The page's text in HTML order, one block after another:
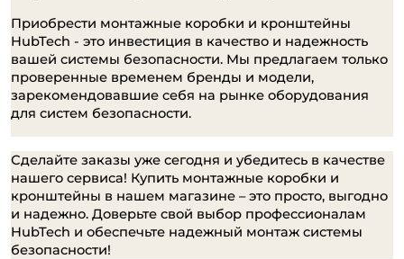
Приобрести монтажные коробки и кронштейны
HubTech - это инвестиция в качество и надежность
вашей системы безопасности. Мы предлагаем только
проверенные временем бренды и модели,
зарекомендовавшие себя на рынке оборудования
для систем безопасности.
Сделайте заказы уже сегодня и убедитесь в качестве
нашего сервиса! Купить монтажные коробки и
кронштейны в нашем магазине – это просто, выгодно
и надежно. Доверьте свой выбор профессионалам
HubTech и обеспечьте надежный монтаж системы
безопасности!